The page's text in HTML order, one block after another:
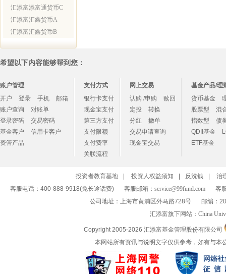
汇添富添富通货币C
汇添富汇鑫货币A
汇添富汇鑫货币B
希望以下内容能够帮到您：
账户管理
开户
登录 手机
邮箱
账户查询
对账单
登录密码
交易密码
基金客户
信用卡客户
资管产品
支付方式
银行卡支付
现金宝支付
第三方支付
支付限额
支付费率
关联流程
网上交易
认购 /申购
赎回
定投
转换
分红
撤单
交易申请查询
现金宝交易
基金产品/理
货币基金
股票型
混
指数型
债
QDII基金
ETF基金
投资者教育基地 投资人权益须知 反洗钱
治
客服电话：400-888-9918(免长途话费)
客服邮箱： service@99fund.com
客
公司地址：上海市黄浦区外马路728号
邮编：
汇添富旗下网站： China
Copyright 2005-2026 汇添富基金管理股份有限公司
本网站所有资讯与说明文字仅供参考，如有与本